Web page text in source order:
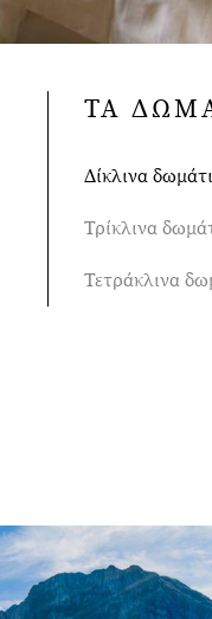
ΤΑ
Δίκλινα
Τρίκλινα
Τετράκλινα